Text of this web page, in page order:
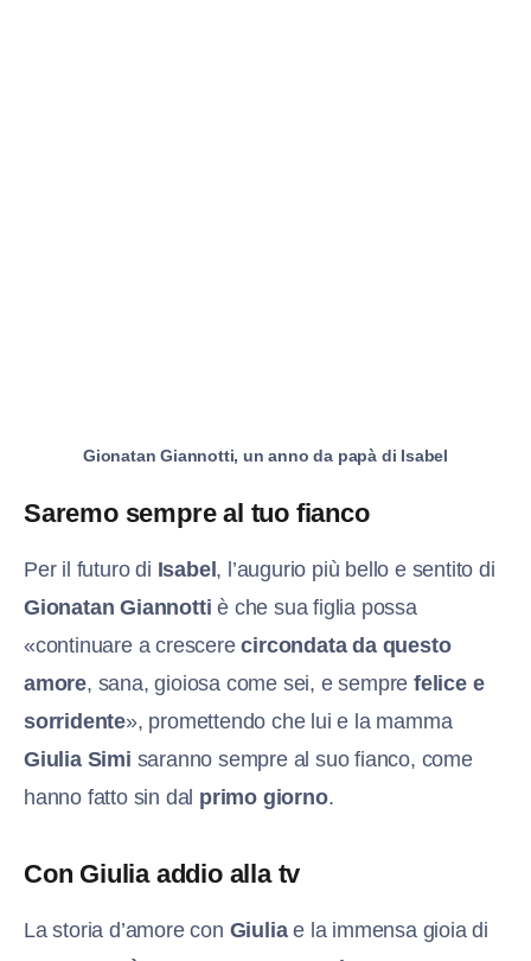
Gionatan Giannotti, un anno da papà di Isabel
Saremo sempre al tuo fianco
Per il futuro di Isabel , l’augurio più bello e sentito di
Gionatan Giannotti è che sua figlia possa
«continuare a crescerecircondata da questo
amore, sana, gioiosa come sei, e sempre felice e
sorridente», promettendo che lui e la mamma
Giulia Simi saranno sempre al suo fianco, come
hanno fatto sin dal primo giorno.
Con Giulia addio alla tv
La storia d’amore con Giuliae la immensa gioia di